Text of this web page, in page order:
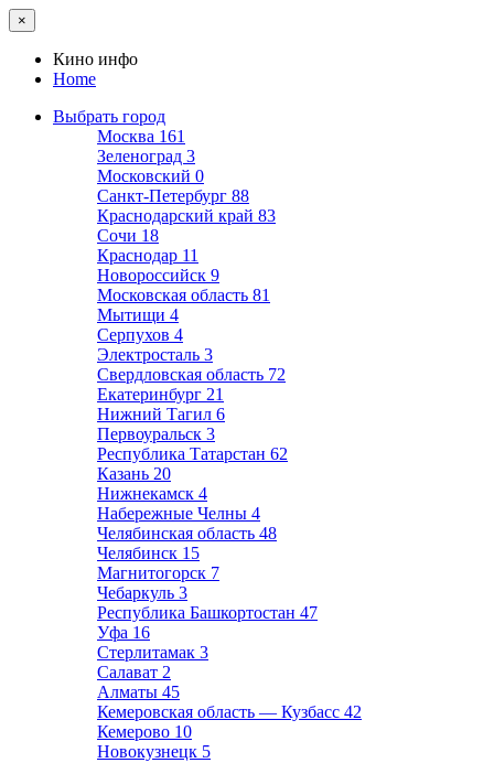
×
Кино инфо
Home
Выбрать город
Москва 161
Зеленоград 3
Московский 0
Санкт-Петербург 88
Краснодарский край 83
Сочи 18
Краснодар 11
Новороссийск 9
Московская область 81
Мытищи 4
Серпухов 4
Электросталь 3
Свердловская область 72
Екатеринбург 21
Нижний Тагил 6
Первоуральск 3
Республика Татарстан 62
Казань 20
Нижнекамск 4
Набережные Челны 4
Челябинская область 48
Челябинск 15
Магнитогорск 7
Чебаркуль 3
Республика Башкортостан 47
Уфа 16
Стерлитамак 3
Салават 2
Алматы 45
Кемеровская область — Кузбасс 42
Кемерово 10
Новокузнецк 5